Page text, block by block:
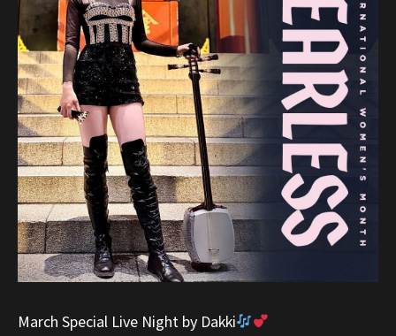
March Special Live Night by Dakki